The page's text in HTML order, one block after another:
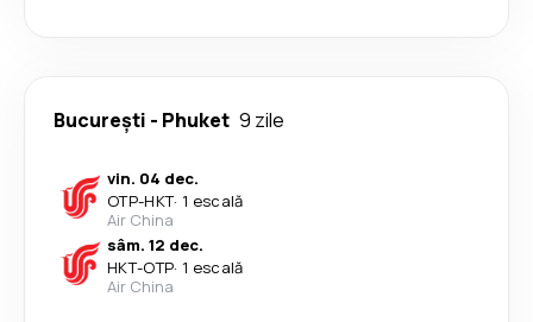
București - Phuket 9 zile
vin. 04 dec.
OTP-HKT· 1 escală
Air China
sâm. 12 dec.
HKT-OTP· 1 escală
Air China